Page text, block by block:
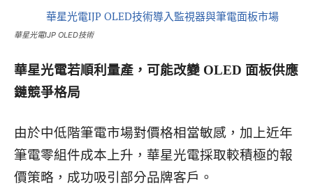
華星光電IJP OLED技術
華星光電若順利量產，可能改變 OLED 面板供應
鏈競爭格局
由於中低階筆電市場對價格相當敏感，加上近年
筆電零組件成本上升，華星光電採取較積極的報
價策略，成功吸引部分品牌客戶。